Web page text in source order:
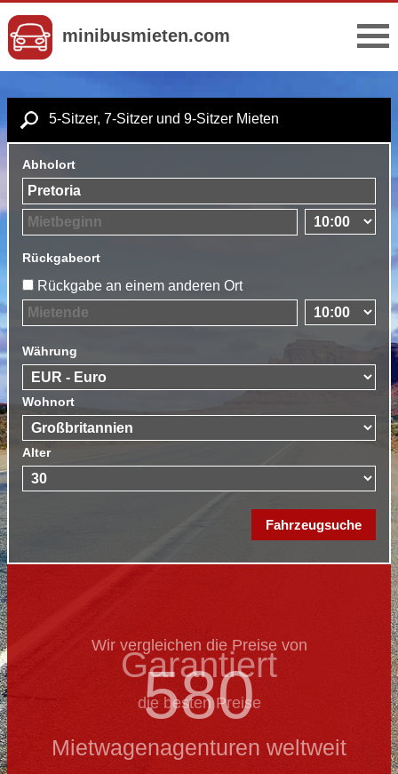
minibusmieten.com
5-Sitzer, 7-Sitzer und 9-Sitzer Mieten
Abholort
Rückgabeort
Rückgabe an einem anderen Ort
Währung
Wohnort
Alter
Wir vergleichen die Preise von
580
Mietwagenagenturen weltweit
Garantiert
die besten Preise